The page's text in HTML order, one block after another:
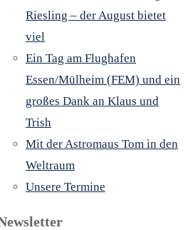
Riesling – der August bietet
viel
Ein Tag am Flughafen
Essen/Mülheim (FEM) und ein
großes Dank an Klaus und
Trish
Mit der Astromaus Tom in den
Weltraum
Unsere Termine